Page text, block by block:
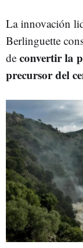
La innovación
Berlinguette
de convertir la
precursor del